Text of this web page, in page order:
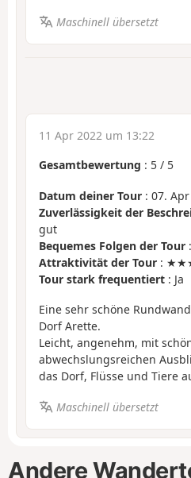
Maschinell übersetzt
11 Apr 2022 um 13:22
Gesamtbewertung : 5 / 5
Datum deiner Tour : 07.
Zuverlässigkeit der
gut
Bequemes Folgen der Tour
Attraktivität der Tour :
Tour stark frequentiert : Ja
Eine sehr schöne
Dorf Arette.
Leicht, angenehm, mit
abwechslungsreichen
das Dorf, Flüsse und Tiere
Maschinell übersetzt
Andere